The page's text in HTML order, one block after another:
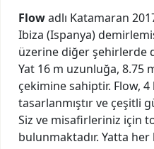
Flowadlı Katamaran
Ibiza (Ispanya)
üzerine diğer şehirlerde
Yat 16 m uzunluğa, 8.75
çekimine sahiptir. Flow,
tasarlanmıştır ve çeşitli
Siz ve misafirleriniz için
bulunmaktadır. Yatta